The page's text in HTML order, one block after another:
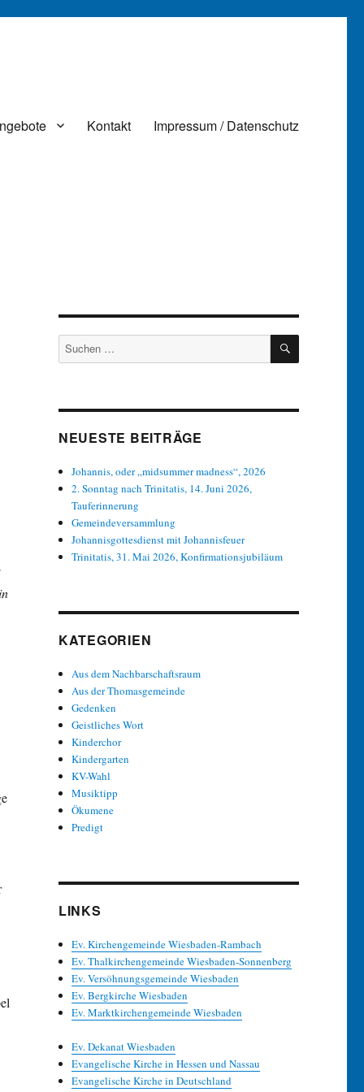
Kontakt Impressum / Datenschutz
Suchen
nach:
SUCHEN
NEUESTE BEITRÄGE
Johannis, oder „midsummer madness“, 2026
2. Sonntag nach Trinitatis, 14. Juni 2026,
Tauferinnerung
Gemeindeversammlung
Johannisgottesdienst mit Johannisfeuer
Trinitatis, 31. Mai 2026, Konfirmationsjubiläum
KATEGORIEN
Aus dem Nachbarschaftsraum
Aus der Thomasgemeinde
Gedenken
Geistliches Wort
Kinderchor
Kindergarten
KV-Wahl
Musiktipp
Ökumene
Predigt
LINKS
Ev. Kirchengemeinde Wiesbaden-Rambach
Ev. Thalkirchengemeinde Wiesbaden-Sonnenberg
Ev. Versöhnungsgemeinde Wiesbaden
Ev. Bergkirche Wiesbaden
Ev. Marktkirchengemeinde Wiesbaden
Ev. Dekanat Wiesbaden
Evangelische Kirche in Hessen und Nassau
Evangelische Kirche in Deutschland